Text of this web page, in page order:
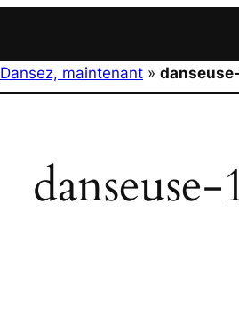
Dansez, maintenant »